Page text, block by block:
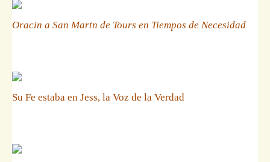
Oracin a San Martn de Tours en Tiempos de Necesidad
Su Fe estaba en Jess, la Voz de la Verdad